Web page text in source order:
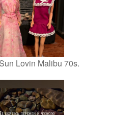
Lovin Malibu 70s.